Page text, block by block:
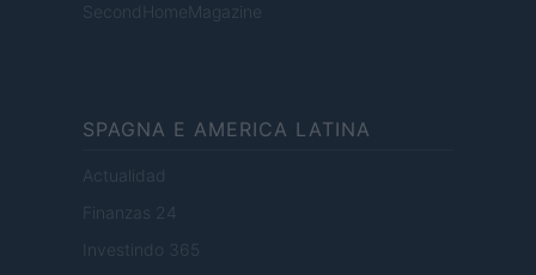
SecondHomeMagazine
SPAGNA E AMERICA LATINA
Actualidad
Finanzas 24
Investindo 365